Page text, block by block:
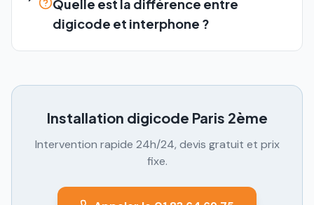
Quelle est la différence entre
digicode et interphone ?
Installation digicode Paris 2ème
Intervention rapide 24h/24, devis gratuit et prix
fixe.